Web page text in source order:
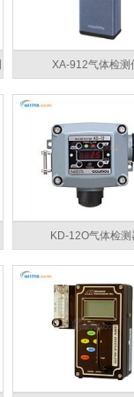
XA-912气体检测
KD-12O气体检测